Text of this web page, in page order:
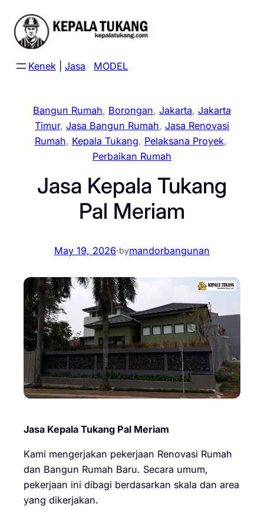
content
Kenek Jasa MODEL
Bangun Rumah, Borongan, Jakarta, Jakarta
Timur, Jasa Bangun Rumah, Jasa Renovasi
Rumah, Kepala Tukang, Pelaksana Proyek
Perbaikan Rumah
Jasa Kepala Tukang
Pal Meriam
May 19, 2026·bymandorbangunan
Jasa Kepala Tukang Pal Meriam
Kami mengerjakan pekerjaan Renovasi Rumah
dan Bangun Rumah Baru. Secara umum,
pekerjaan ini dibagi berdasarkan skala dan area
yang dikerjakan.